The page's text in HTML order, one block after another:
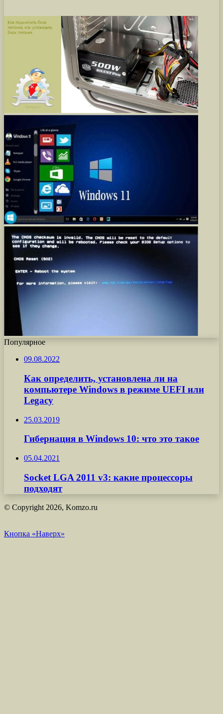
Популярное
09.08.2022
Как определить, установлена ли на
компьютере Windows в режиме UEFI или
Legacy
25.03.2019
Гибернация в Windows 10: что это такое
05.04.2021
Socket LGA 2011 v3: какие процессоры
подходят
© Copyright 2026, Komzo.ru
Кнопка «Наверх»